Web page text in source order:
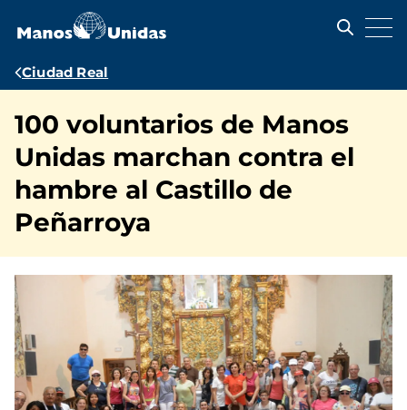
contenido
Ruta
navegación
Ciudad Real
100 voluntarios de Manos
Unidas marchan contra el
hambre al Castillo de
Peñarroya